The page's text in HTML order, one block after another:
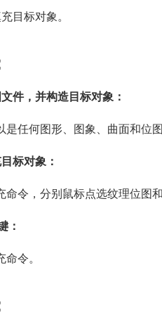
目标对象。
件，并构造目标对象：
是任何图形、图象、曲面和位图
标对象：
命令，分别鼠标点选纹理位图和
：
令。